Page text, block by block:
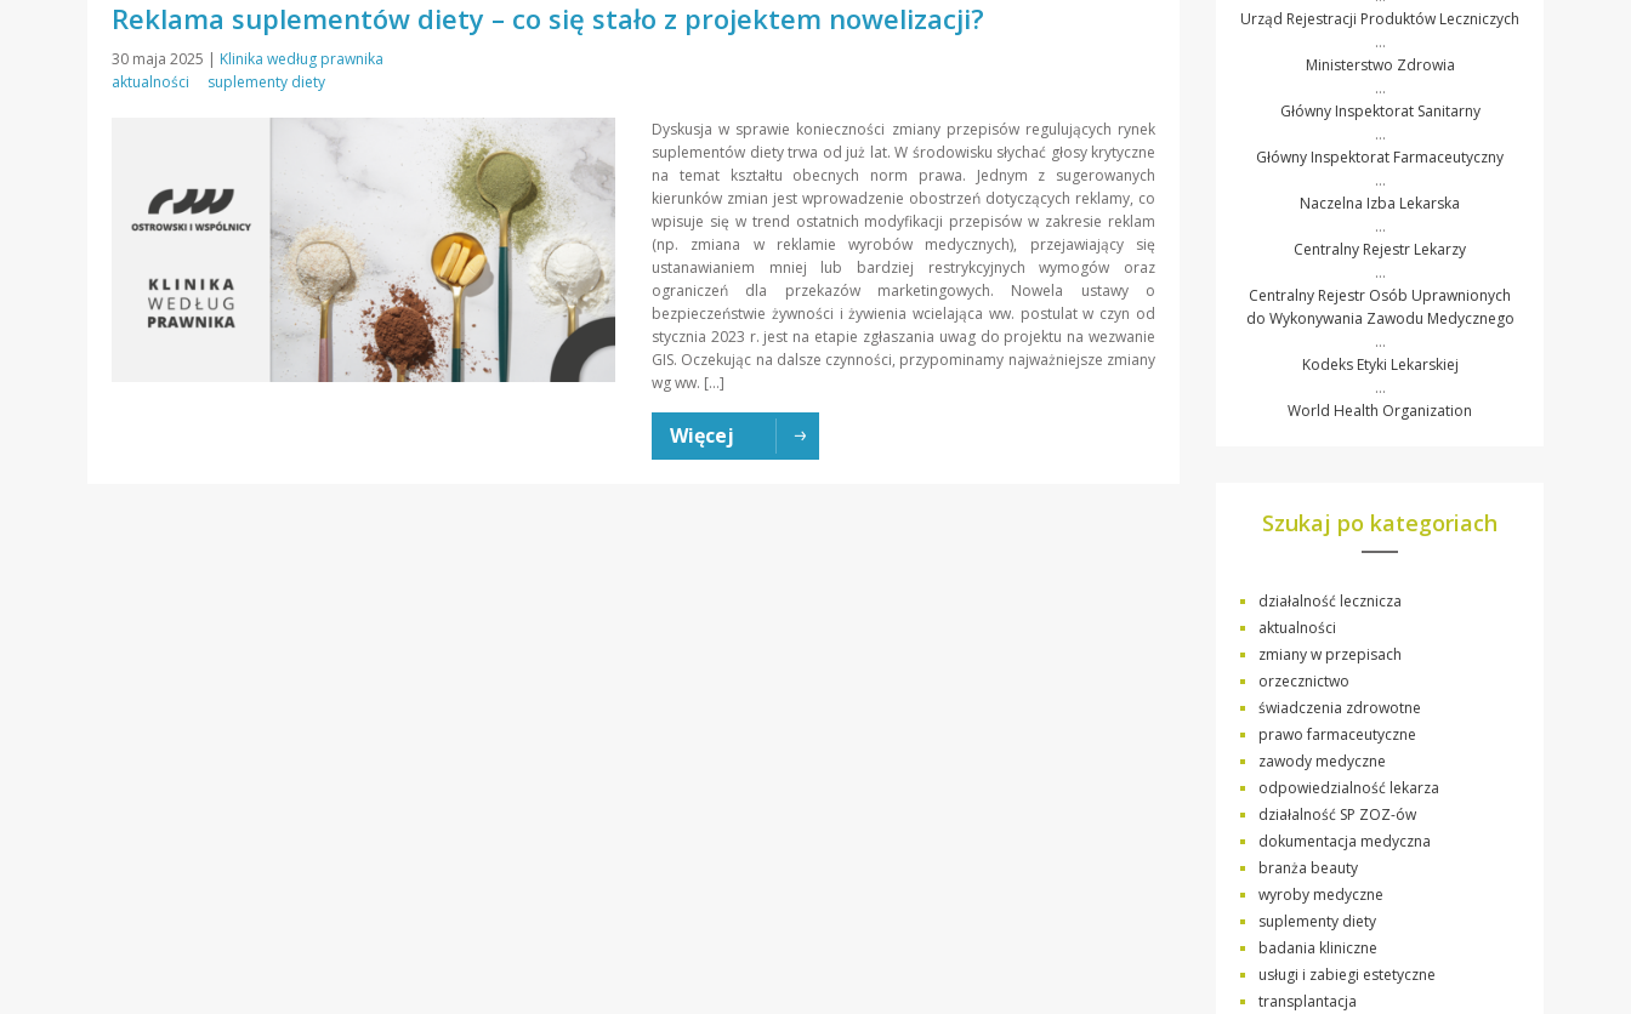
Reklama suplementów diety – co się stało z projektem nowelizacji?
30 maja 2025 | Klinika według prawnika
aktualności
suplementy diety
Dyskusja w sprawie konieczności zmiany przepisów regulujących rynek
suplementów diety trwa od już lat. W środowisku słychać głosy krytyczne
na temat kształtu obecnych norm prawa. Jednym z sugerowanych
kierunków zmian jest wprowadzenie obostrzeń dotyczących reklamy, co
wpisuje się w trend ostatnich modyfikacji przepisów w zakresie reklam
(np. zmiana w reklamie wyrobów medycznych), przejawiający się
ustanawianiem mniej lub bardziej restrykcyjnych wymogów oraz
ograniczeń dla przekazów marketingowych. Nowela ustawy o
bezpieczeństwie żywności i żywienia wcielająca ww. postulat w czyn od
stycznia 2023 r. jest na etapie zgłaszania uwag do projektu na wezwanie
GIS. Oczekując na dalsze czynności, przypominamy najważniejsze zmiany
wg ww. […]
Więcej
Urząd Rejestracji Produktów Leczniczych
…
Ministerstwo Zdrowia
…
Główny Inspektorat Sanitarny
…
Główny Inspektorat Farmaceutyczny
…
Naczelna Izba Lekarska
…
Centralny Rejestr Lekarzy
…
Centralny Rejestr Osób Uprawnionych
do Wykonywania Zawodu Medycznego
…
Kodeks Etyki Lekarskiej
…
World Health Organization
Szukaj po kategoriach
działalność lecznicza
aktualności
zmiany w przepisach
orzecznictwo
świadczenia zdrowotne
prawo farmaceutyczne
zawody medyczne
odpowiedzialność lekarza
działalność SP ZOZ-ów
dokumentacja medyczna
branża beauty
wyroby medyczne
suplementy diety
badania kliniczne
usługi i zabiegi estetyczne
transplantacja